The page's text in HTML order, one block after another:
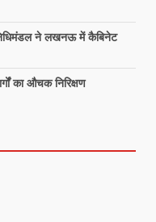
ने लखनऊ में कैबिनेट
का औचक निरिक्षण